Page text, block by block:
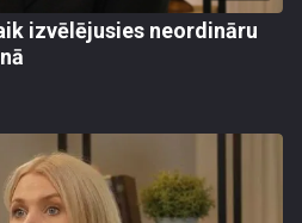
izvēlējusies neordināru